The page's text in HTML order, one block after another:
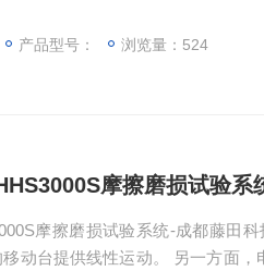
它更易于使用且更精确。
产品型号： 浏览量：524
摩擦磨损试验系
摩擦磨损试验系统-成都藤田
动台提供线性运动。 另一方面，